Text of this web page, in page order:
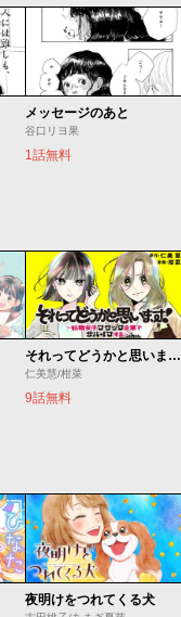
メッセージのあと
谷口リヨ果
1話無料
それってどうかと思います！～転職女子、ブラック企業でサバイブする。～
仁美慧/柑菜
9話無料
夜明けをつれてくる犬